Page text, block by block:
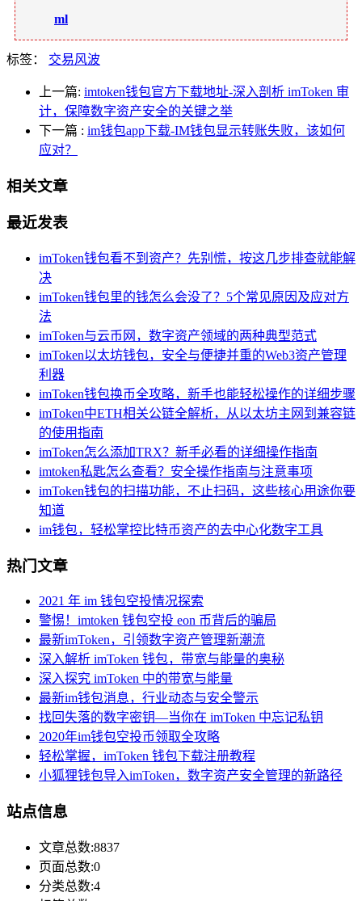
ml
标签： 交易风波
上一篇: imtoken钱包官方下载地址-深入剖析 imToken 审
计，保障数字资产安全的关键之举
下一篇 : im钱包app下载-IM钱包显示转账失败，该如何
应对？
相关文章
最近发表
imToken钱包看不到资产？先别慌，按这几步排查就能解
决
imToken钱包里的钱怎么会没了？5个常见原因及应对方
法
imToken与云币网，数字资产领域的两种典型范式
imToken以太坊钱包，安全与便捷并重的Web3资产管理
利器
imToken钱包换币全攻略，新手也能轻松操作的详细步骤
imToken中ETH相关公链全解析，从以太坊主网到兼容链
的使用指南
imToken怎么添加TRX？新手必看的详细操作指南
imtoken私匙怎么查看？安全操作指南与注意事项
imToken钱包的扫描功能，不止扫码，这些核心用途你要
知道
im钱包，轻松掌控比特币资产的去中心化数字工具
热门文章
2021 年 im 钱包空投情况探索
警惕！imtoken 钱包空投 eon 币背后的骗局
最新imToken，引领数字资产管理新潮流
深入解析 imToken 钱包，带宽与能量的奥秘
深入探究 imToken 中的带宽与能量
最新im钱包消息，行业动态与安全警示
找回失落的数字密钥—当你在 imToken 中忘记私钥
2020年im钱包空投币领取全攻略
轻松掌握，imToken 钱包下载注册教程
小狐狸钱包导入imToken，数字资产安全管理的新路径
站点信息
文章总数:8837
页面总数:0
分类总数:4